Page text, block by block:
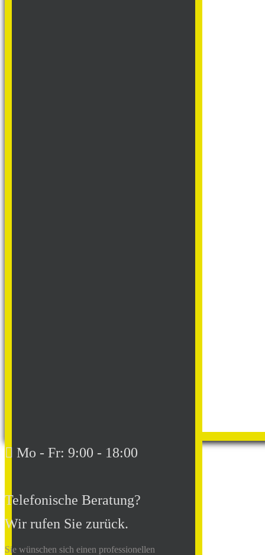
Mo - Fr: 9:00 - 18:00
Telefonische Beratung?
Wir rufen Sie zurück.
Sie wünschen sich einen professionellen